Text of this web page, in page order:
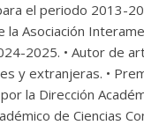
el periodo 2013-
Asociación
2025. • Autor de
y extranjeras. •
la Dirección
de Ciencias